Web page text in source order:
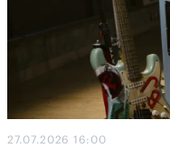
27.07.2026 16:00